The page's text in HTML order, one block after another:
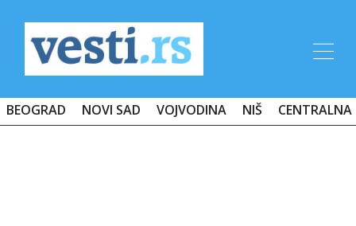
BEOGRAD NOVI SAD VOJVODINA NIŠ CENTRALNA